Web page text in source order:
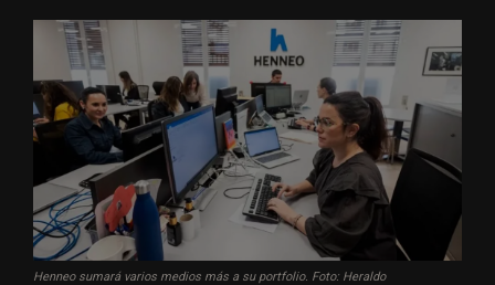
Henneo sumará varios medios más a su portfolio. Foto: Heraldo